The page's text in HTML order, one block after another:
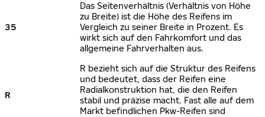
35
Das Seitenverhältnis (Verhältnis von Höhe
zu Breite) ist die Höhe des Reifens im
Vergleich zu seiner Breite in Prozent. Es
wirkt sich auf den Fahrkomfort und das
allgemeine Fahrverhalten aus.
R
R bezieht sich auf die Struktur des Reifens
und bedeutet, dass der Reifen eine
Radialkonstruktion hat, die den Reifen
stabil und präzise macht. Fast alle auf dem
Markt befindlichen Pkw-Reifen sind